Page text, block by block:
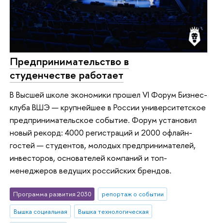
Предпринимательство в
студенчестве работает
В Высшей школе экономики прошел VI Форум Бизнес-
клуба ВШЭ — крупнейшее в России университетское
предпринимательское событие. Форум установил
новый рекорд: 4000 регистраций и 2000 офлайн-
гостей — студентов, молодых предпринимателей,
инвесторов, основателей компаний и топ-
менеджеров ведущих российских брендов.
Программа развития 2030
репортаж о событии
Вышка социальная
Вышка технологическая